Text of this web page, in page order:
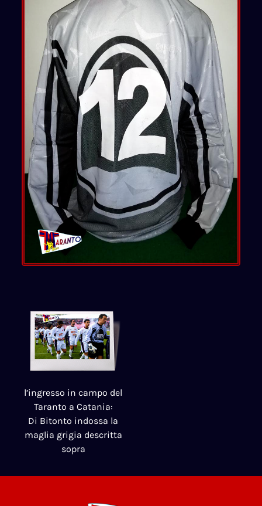
l’ingresso in campo del
Taranto a Catania:
Di Bitonto indossa la
maglia grigia descritta
sopra